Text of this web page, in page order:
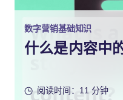
数字营销基础知识
什么是内容中
阅读时间：11 分钟